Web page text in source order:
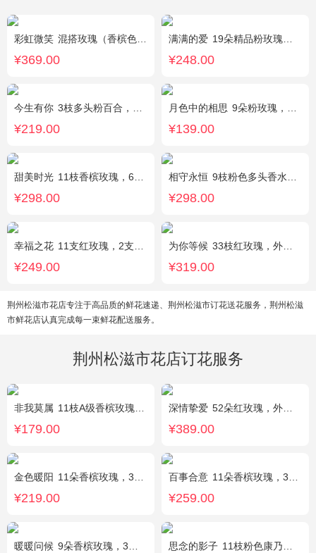
彩虹微笑 混搭玫瑰（香槟色，紫色，白色，戴安娜粉色）共52朵，相思梅、桔梗配花
¥369.00
满满的爱 19朵精品粉玫瑰，搭配适量紫色勿忘我间插。
¥248.00
今生有你 3枝多头粉百合，5枝红玫瑰，点缀情人草叶材作成精美的 花瓶花插
¥219.00
月色中的相思 9朵粉玫瑰，配满天星，绿叶
¥139.00
甜美时光 11枝香槟玫瑰，6枝多头白百合，搭配适量尤加利叶装饰
¥298.00
相守永恒 9枝粉色多头香水百合，黄莺点缀，搭配剑叶。
¥298.00
幸福之花 11支红玫瑰，2支多头白香水百合，配草
¥249.00
为你等候 33枝红玫瑰，外围满天星和黄莺，随机赠送两只公仔
¥319.00
荆州松滋市花店专注于高品质的鲜花速递、荆州松滋市订花送花服务，荆州松滋
市鲜花店认真完成每一束鲜花配送服务。
荆州松滋市花店订花服务
非我莫属 11枝A级香槟玫瑰，间插黄英、满天星，另加2只可爱小熊公仔（小熊以实物为准）。
¥179.00
深情挚爱 52朵红玫瑰，外围相思梅
¥389.00
金色暖阳 11朵香槟玫瑰，3朵向日葵，桔梗、满天星混搭
¥219.00
百事合意 11朵香槟玫瑰，3枝多头白百合，黄莺搭配
¥259.00
暖暖问候 9朵香槟玫瑰，3朵向日葵，满天星、绿叶搭配 思念的影子 11枝粉色康乃馨，黄莺、勿忘我间插点缀